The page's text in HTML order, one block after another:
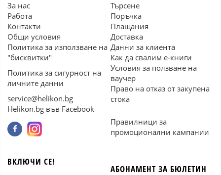
За нас
Работа
Контакти
Общи условия
Политика за използване на
"бисквитки"
Политика за сигурност на
личните данни
service@helikon.bg
Helikon.bg във Facebook
Търсене
Поръчка
Плащания
Доставка
Данни за клиента
Как да свалим е-книги
Условия за ползване на
ваучер
Право на отказ от закупена
стока
Правилници за
промоционални кампании
ВКЛЮЧИ СЕ!
АБОНАМЕНТ ЗА БЮЛЕТИН